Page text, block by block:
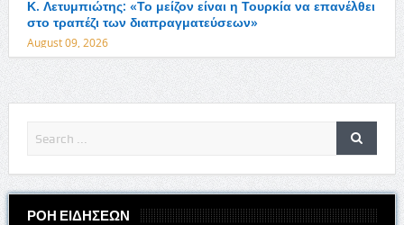
Κ. Λετυμπιώτης: «Το μείζον είναι η Τουρκία να επανέλθει
στο τραπέζι των διαπραγματεύσεων»
August 09, 2026
ΡΟΗ ΕΙΔΗΣΕΩΝ